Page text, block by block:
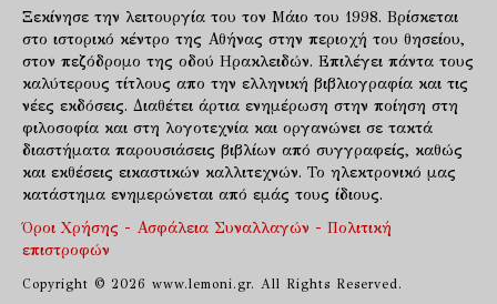
Ξεκίνησε την λειτουργία του τον Μάιο του 1998. Βρίσκεται
στο ιστορικό κέντρο της Αθήνας στην περιοχή του θησείου,
στον πεζόδρομο της οδού Ηρακλειδών. Επιλέγει πάντα τους
καλύτερους τίτλους απο την ελληνική βιβλιογραφία και τις
νέες εκδόσεις. Διαθέτει άρτια ενημέρωση στην ποίηση στη
φιλοσοφία και στη λογοτεχνία και οργανώνει σε τακτά
διαστήματα παρουσιάσεις βιβλίων από συγγραφείς, καθώς
και εκθέσεις εικαστικών καλλιτεχνών. Το ηλεκτρονικό μας
κατάστημα ενημερώνεται από εμάς τους ίδιους.
Όροι Χρήσης - Ασφάλεια Συναλλαγών - Πολιτική
επιστροφών
Copyright © 2026 www.lemoni.gr. All Rights Reserved.